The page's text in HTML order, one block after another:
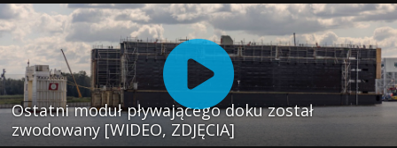
Ostatni moduł pływającego doku został
zwodowany [WIDEO, ZDJĘCIA]